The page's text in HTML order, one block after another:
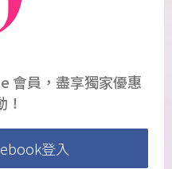
會員，盡享獨家優惠
！
登入